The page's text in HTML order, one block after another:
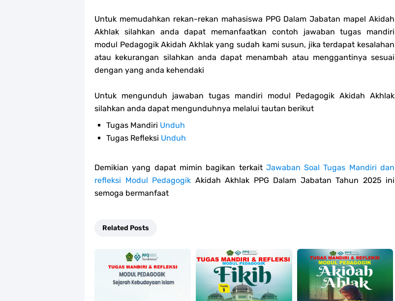
Untuk memudahkan rekan-rekan mahasiswa PPG Dalam Jabatan mapel Akidah
Akhlak silahkan anda dapat memanfaatkan contoh jawaban tugas mandiri
modul PedagogikAkidah Akhlak yang sudah kami susun, jika terdapat kesalahan
atau kekurangan silahkan anda dapat menambah atau menggantinya sesuai
dengan yang anda kehendaki
Untuk mengunduh jawaban tugas mandiri modul Pedagogik Akidah Akhlak
silahkan anda dapat mengunduhnya melalui tautan berikut
Tugas Mandiri Unduh
Tugas Refleksi Unduh
Demikian yang dapat mimin bagikan terkait Jawaban Soal Tugas Mandiri dan
refleksi Modul Pedagogik Akidah Akhlak PPG Dalam Jabatan Tahun 2025 ini
semoga bermanfaat
Related Posts